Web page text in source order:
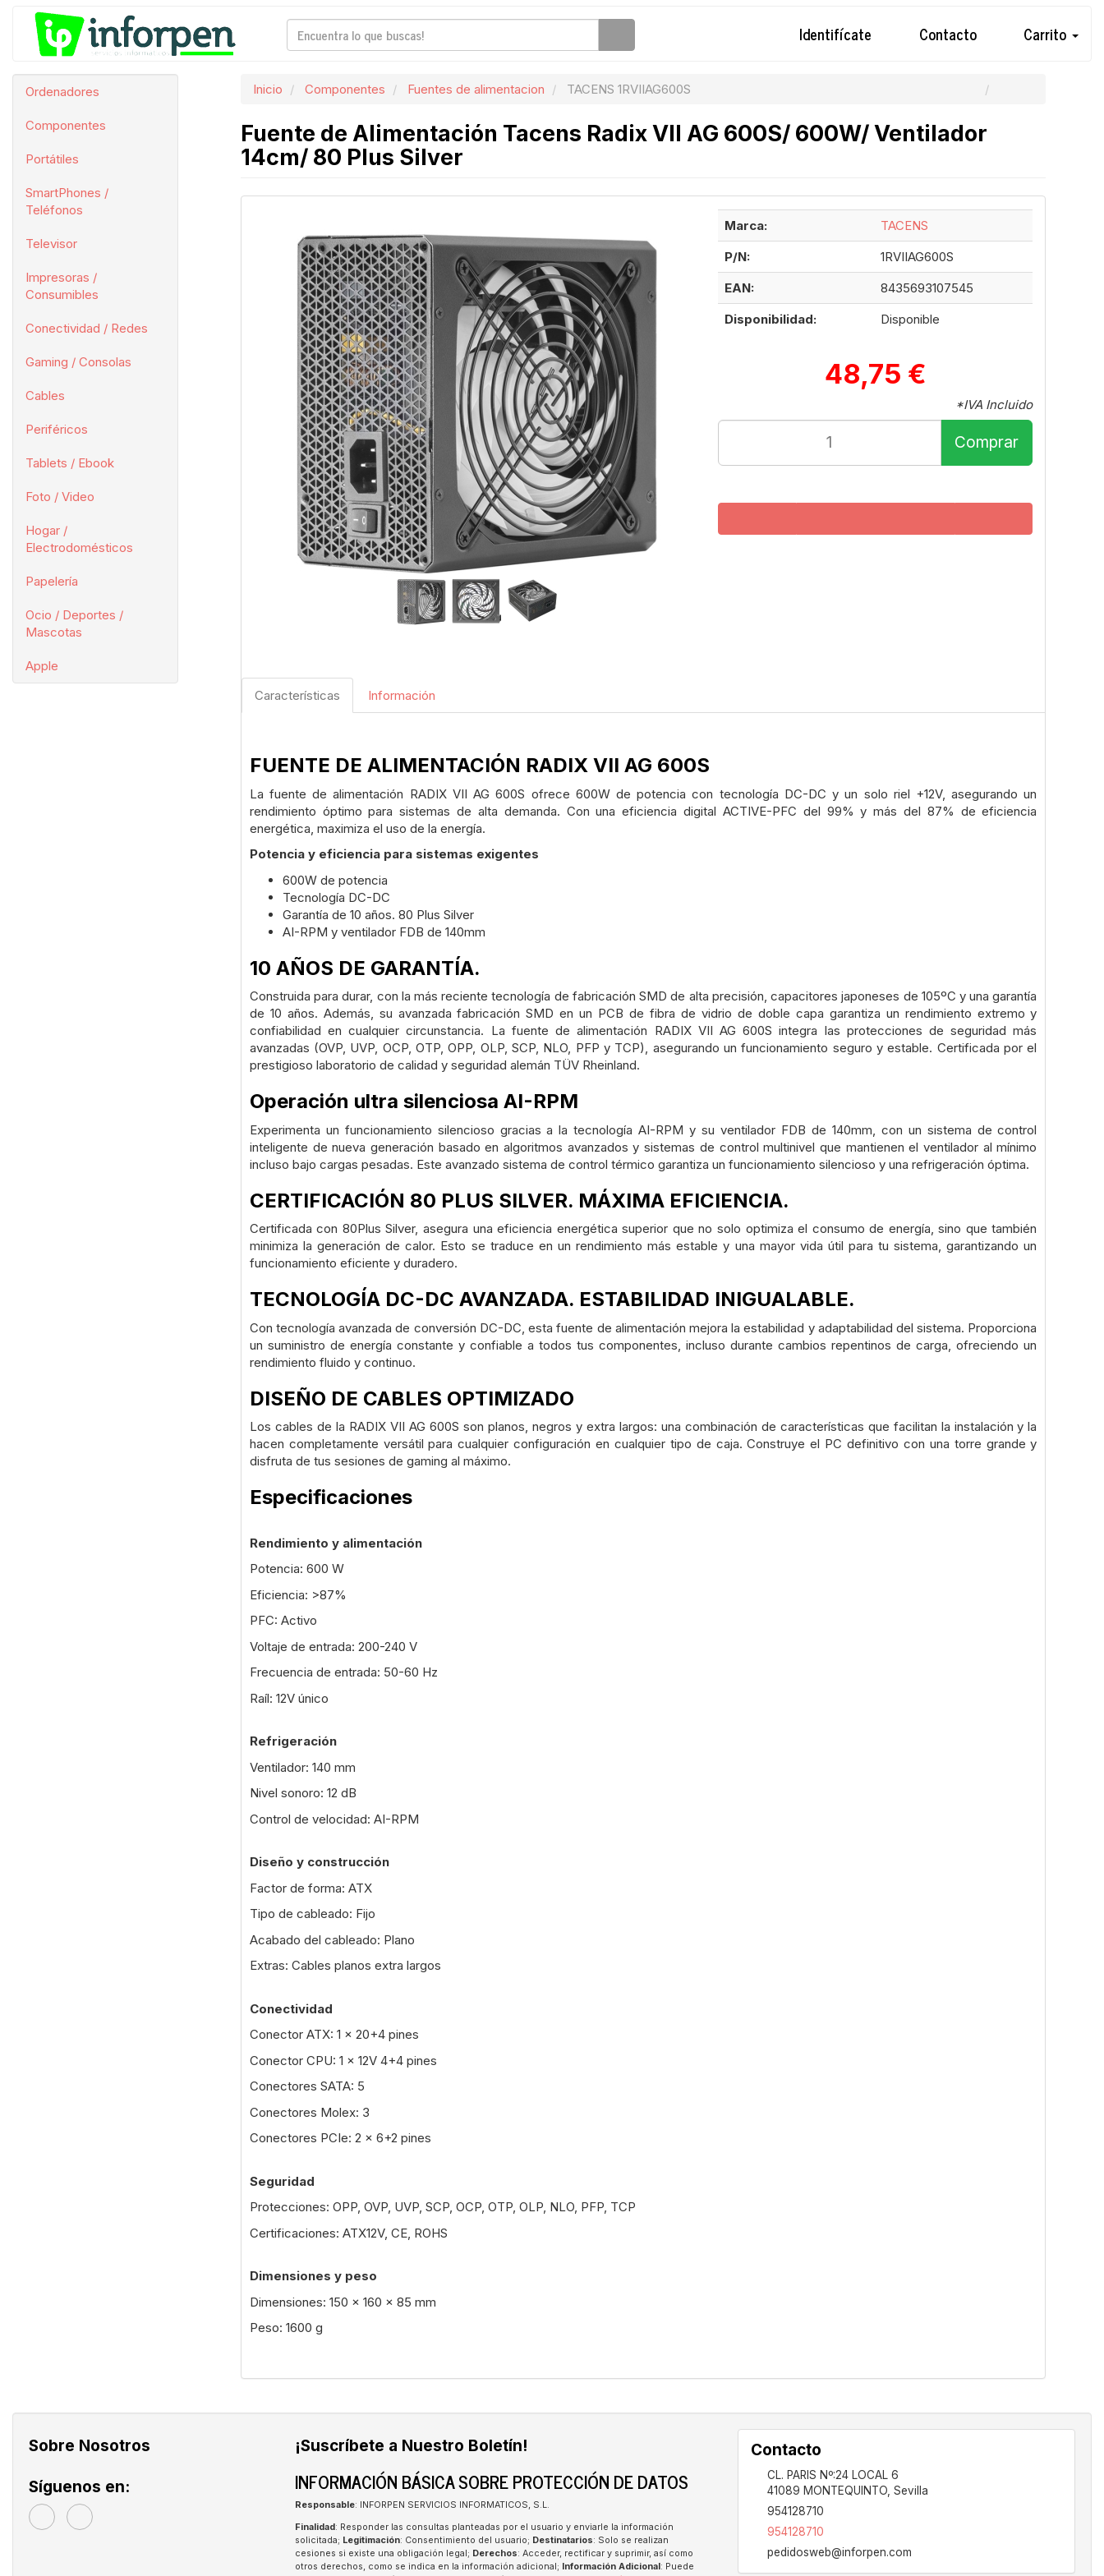
Identifícate Contacto Carrito
Ordenadores
Componentes
Portátiles
SmartPhones /
Teléfonos
Televisor
Impresoras /
Consumibles
Conectividad / Redes
Gaming / Consolas
Cables
Periféricos
Tablets / Ebook
Foto / Video
Hogar /
Electrodomésticos
Papelería
Ocio / Deportes /
Mascotas
Apple
Inicio Componentes Fuentes de alimentacion TACENS 1RVIIAG600S
Fuente de Alimentación Tacens Radix VII AG 600S/ 600W/ Ventilador
14cm/ 80 Plus Silver
Marca:
TACENS
P/N:
1RVIIAG600S
EAN:
8435693107545
Disponibilidad:
Disponible
48,75 €
*IVA Incluido
Comprar
Características Información
FUENTE DE ALIMENTACIÓN RADIX VII AG 600S
La fuente de alimentación RADIX VII AG 600S ofrece 600W de potencia con tecnología DC-DC y un solo riel +12V, asegurando un
rendimiento óptimo para sistemas de alta demanda. Con una eficiencia digital ACTIVE-PFC del 99% y más del 87% de eficiencia
energética, maximiza el uso de la energía.
Potencia y eficiencia para sistemas exigentes
600W de potencia
Tecnología DC-DC
Garantía de 10 años. 80 Plus Silver
AI-RPM y ventilador FDB de 140mm
10 AÑOS DE GARANTÍA.
Construida para durar, con la más reciente tecnología de fabricación SMD de alta precisión, capacitores japoneses de 105ºC y una garantía
de 10 años. Además, su avanzada fabricación SMD en un PCB de fibra de vidrio de doble capa garantiza un rendimiento extremo y
confiabilidad en cualquier circunstancia. La fuente de alimentación RADIX VII AG 600S integra las protecciones de seguridad más
avanzadas (OVP, UVP, OCP, OTP, OPP, OLP, SCP, NLO, PFP y TCP), asegurando un funcionamiento seguro y estable. Certificada por el
prestigioso laboratorio de calidad y seguridad alemán TÜV Rheinland.
Operación ultra silenciosa AI-RPM
Experimenta un funcionamiento silencioso gracias a la tecnología AI-RPM y su ventilador FDB de 140mm, con un sistema de control
inteligente de nueva generación basado en algoritmos avanzados y sistemas de control multinivel que mantienen el ventilador al mínimo
incluso bajo cargas pesadas. Este avanzado sistema de control térmico garantiza un funcionamiento silencioso y una refrigeración óptima.
CERTIFICACIÓN 80 PLUS SILVER. MÁXIMA EFICIENCIA.
Certificada con 80Plus Silver, asegura una eficiencia energética superior que no solo optimiza el consumo de energía, sino que también
minimiza la generación de calor. Esto se traduce en un rendimiento más estable y una mayor vida útil para tu sistema, garantizando un
funcionamiento eficiente y duradero.
TECNOLOGÍA DC-DC AVANZADA. ESTABILIDAD INIGUALABLE.
Con tecnología avanzada de conversión DC-DC, esta fuente de alimentación mejora la estabilidad y adaptabilidad del sistema. Proporciona
un suministro de energía constante y confiable a todos tus componentes, incluso durante cambios repentinos de carga, ofreciendo un
rendimiento fluido y continuo.
DISEÑO DE CABLES OPTIMIZADO
Los cables de la RADIX VII AG 600S son planos, negros y extra largos: una combinación de características que facilitan la instalación y la
hacen completamente versátil para cualquier configuración en cualquier tipo de caja. Construye el PC definitivo con una torre grande y
disfruta de tus sesiones de gaming al máximo.
Especificaciones
Rendimiento y alimentación
Potencia: 600 W
Eficiencia: >87%
PFC: Activo
Voltaje de entrada: 200-240 V
Frecuencia de entrada: 50-60 Hz
Raíl: 12V único
Refrigeración
Ventilador: 140 mm
Nivel sonoro: 12 dB
Control de velocidad: AI-RPM
Diseño y construcción
Factor de forma: ATX
Tipo de cableado: Fijo
Acabado del cableado: Plano
Extras: Cables planos extra largos
Conectividad
Conector ATX: 1 x 20+4 pines
Conector CPU: 1 x 12V 4+4 pines
Conectores SATA: 5
Conectores Molex: 3
Conectores PCIe: 2 x 6+2 pines
Seguridad
Protecciones: OPP, OVP, UVP, SCP, OCP, OTP, OLP, NLO, PFP, TCP
Certificaciones: ATX12V, CE, ROHS
Dimensiones y peso
Dimensiones: 150 x 160 x 85 mm
Peso: 1600 g
Sobre Nosotros
Síguenos en:
¡Suscríbete a Nuestro Boletín!
INFORMACIÓN BÁSICA SOBRE PROTECCIÓN DE DATOS
Responsable: INFORPEN SERVICIOS INFORMATICOS, S.L.
Finalidad: Responder las consultas planteadas por el usuario y enviarle la información
solicitada; Legitimación: Consentimiento del usuario; Destinatarios: Solo se realizan
cesiones si existe una obligación legal; Derechos: Acceder, rectificar y suprimir, así como
otros derechos, como se indica en la información adicional; Información Adicional: Puede
Contacto
CL. PARIS Nº:24 LOCAL 6
41089 MONTEQUINTO, Sevilla
954128710
954128710
pedidosweb@inforpen.com